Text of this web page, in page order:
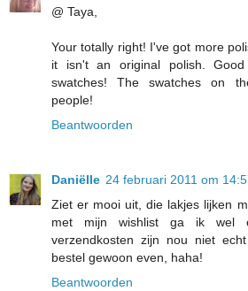
@ Taya,
Your totally right! I've got more
it isn't an original polish.
swatches! The swatches on
people!
Beantwoorden
Daniëlle 24 februari 2011 om
Ziet er mooi uit, die lakjes lijken
met mijn wishlist ga ik wel
verzendkosten zijn nou niet
bestel gewoon even, haha!
Beantwoorden